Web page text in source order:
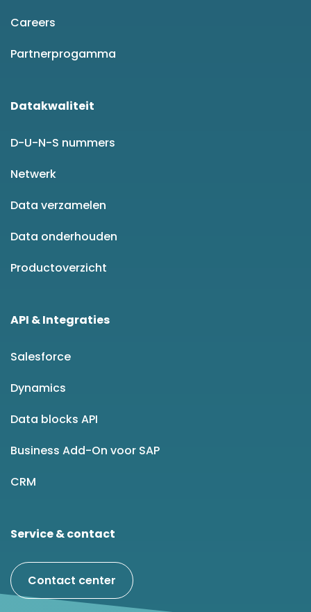
Careers
Partnerprogamma
Datakwaliteit
D-U-N-S nummers
Netwerk
Data verzamelen
Data onderhouden
Productoverzicht
API & Integraties
Salesforce
Dynamics
Data blocks API
Business Add-On voor SAP
CRM
Service & contact
Contact center